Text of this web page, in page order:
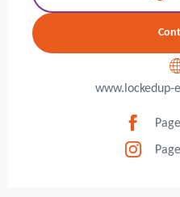
www.lockedup-